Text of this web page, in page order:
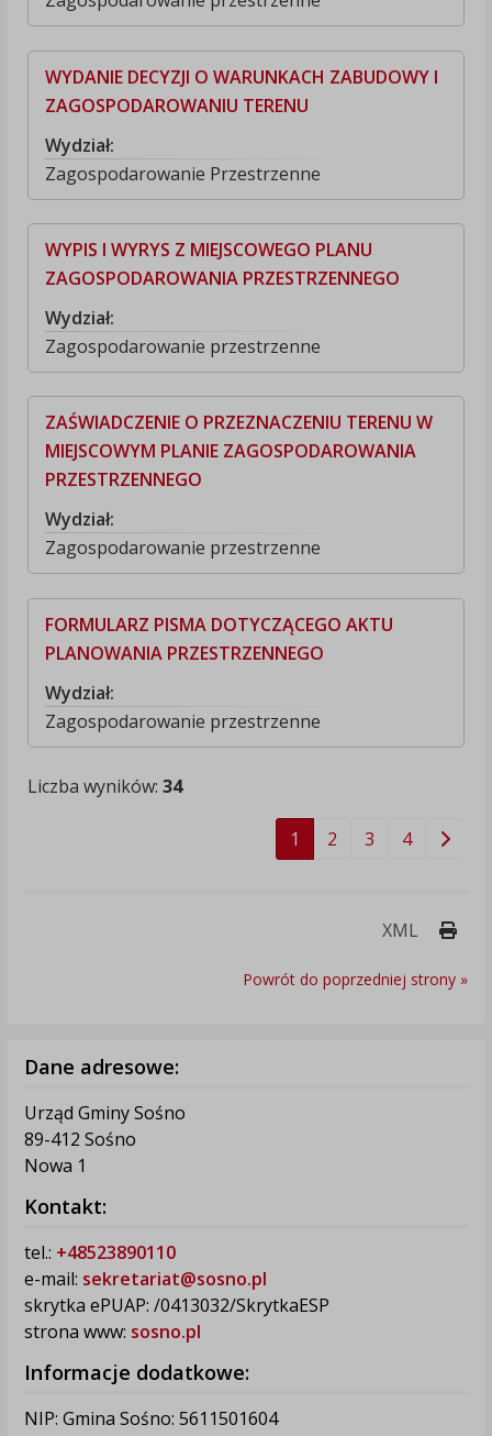
WYDANIE DECYZJI O WARUNKACH ZABUDOWY I
ZAGOSPODAROWANIU TERENU
Wydział:
Zagospodarowanie Przestrzenne
WYPIS I WYRYS Z MIEJSCOWEGO PLANU
ZAGOSPODAROWANIA PRZESTRZENNEGO
Wydział:
Zagospodarowanie przestrzenne
ZAŚWIADCZENIE O PRZEZNACZENIU TERENU W
MIEJSCOWYM PLANIE ZAGOSPODAROWANIA
PRZESTRZENNEGO
Wydział:
Zagospodarowanie przestrzenne
FORMULARZ PISMA DOTYCZĄCEGO AKTU
PLANOWANIA PRZESTRZENNEGO
Wydział:
Zagospodarowanie przestrzenne
Liczba wyników: 34
1 2 3 4
XML
Powrót do poprzedniej strony »
Dane adresowe:
Urząd Gminy Sośno
89-412 Sośno
Nowa 1
Kontakt:
tel.: +48523890110
e-mail: sekretariat@sosno.pl
skrytka ePUAP: /0413032/SkrytkaESP
strona www: sosno.pl
Informacje dodatkowe:
NIP: Gmina Sośno: 5611501604